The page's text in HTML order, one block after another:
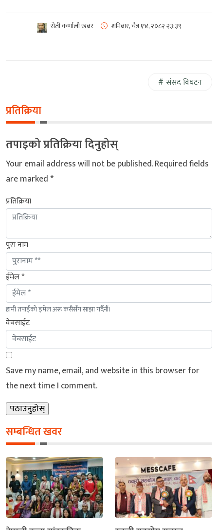
सेती कर्णाली खबर शनिबार, चैत्र १४, २०८२२३:३९
संसद विघटन
प्रतिक्रिया
तपाइको प्रतिक्रिया दिनुहोस्
Your email address will not be published.Required fields
are marked*
प्रतिक्रिया
पुरा नाम
ईमेल *
हामी तपाईंको इमेल अरू कसैसँग साझा गर्दैनौं।
वेबसाईट
Save my name, email, and website in this browser for
the next time I comment.
सम्बन्धित खवर